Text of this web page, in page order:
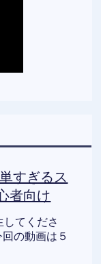
すぎるス
者向け
てくださ
の動画は５